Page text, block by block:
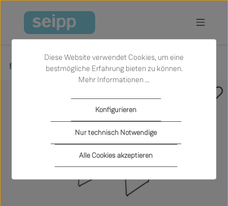
Zum Hauptinhalt springen
Produkte Garten Outdoor-Stühle
Diese Website verwendet Cookies, um eine
bestmögliche Erfahrung bieten zu können.
Mehr Informationen ...
Nur technisch Notwendige
Konfigurieren
Alle Cookies akzeptieren